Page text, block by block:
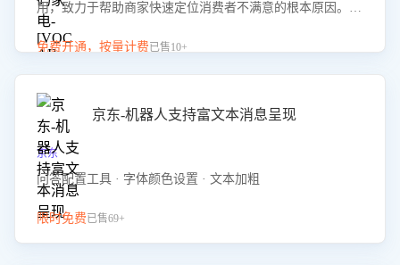
用，致力于帮助商家快速定位消费者不满意的根本原因。该
产品可自动识别非满评价中的关键问题，区别问题是否属于
客服原因或其它部门原因，明确责任归属，提供可落地的改
改，有效提升客户满意度和店铺整体服务质量。
免费开通，按量计费已售10+
京东-机器人支持富文本消息呈现
京东
问答配置工具 · 字体颜色设置 · 文本加粗
限时免费已售69+